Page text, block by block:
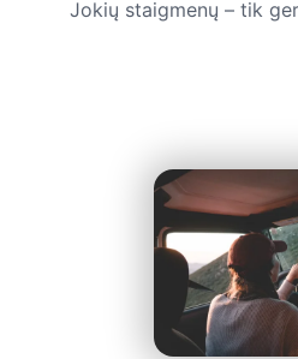
Jokių staigmenų – tik